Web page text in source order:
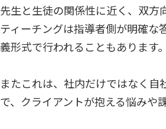
先生と生徒の関係性に近く、双方
ティーチングは指導者側が明確な
義形式で行われることもあります。
またこれは、社内だけではなく
で、クライアントが抱える悩みや